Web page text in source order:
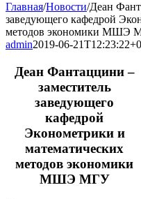
Главная/Новости/Деан
заведующего кафедрой
методов экономики МШЭ
admin2019-06-
Деан Фантаццини –
заместитель
заведующего
кафедрой
Эконометрики и
математических
методов экономики
МШЭ МГУ